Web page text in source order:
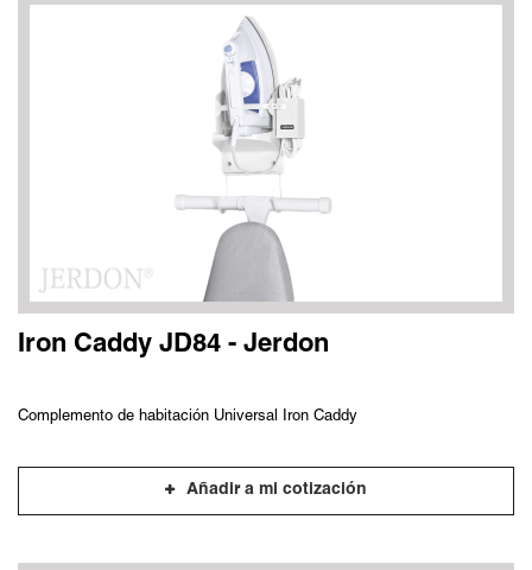
Iron Caddy JD84 - Jerdon
Complemento de habitación Universal Iron Caddy
Añadir a mi cotización